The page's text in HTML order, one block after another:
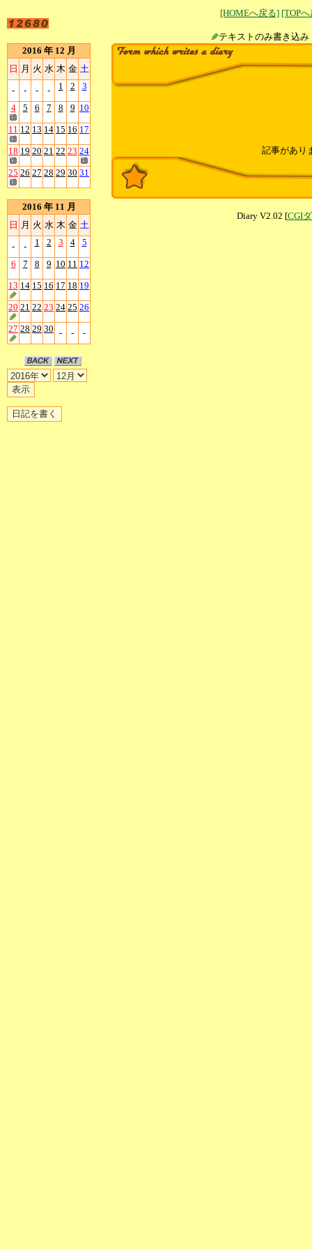
[HOMEへ戻る] [TOP
テキストのみ書
2016 年 12 月
日 月 火 水 木 金 土
- - - - 1 2 3
4 5 6 7 8 9 10
11 12 13 14 15 16 17
18 19 20 21 22 23 24
25 26 27 28 29 30 31
2016 年 11 月
日 月 火 水 木 金 土
- - 1 2 3 4 5
6 7 8 9 10 11 12
13 14 15 16 17 18 19
20 21 22 23 24 25 26
27 28 29 30 - - -
記事があり
Diary V2.02 [CGI